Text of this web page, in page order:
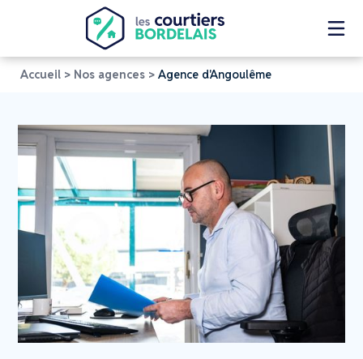
Accueil > Nos agences > Agence d'Angoulême